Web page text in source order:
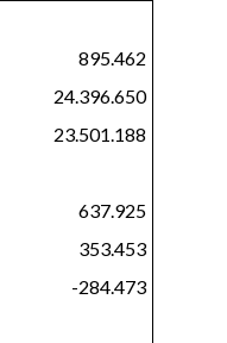
895.462
24.396.650
23.501.188
637.925
353.453
-284.473